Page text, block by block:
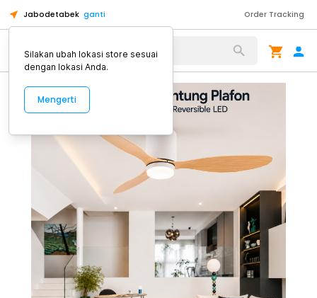
Jabodetabek ganti Order Tracking
Alat Kopi
Silakan ubah lokasi store sesuai
dengan lokasi Anda.
Mengerti